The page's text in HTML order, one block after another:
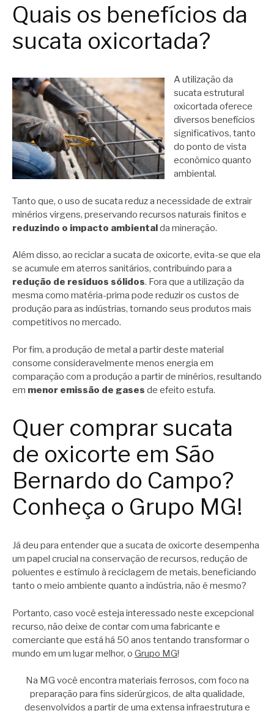
Quais os benefícios da
sucata oxicortada?
A utilização da
sucata estrutural
oxicortada oferece
diversos benefícios
significativos, tanto
do ponto de vista
econômico quanto
ambiental.
Tanto que, o uso de sucata reduz a necessidade de extrair
minérios virgens, preservando recursos naturais finitos e
reduzindo o impacto ambientalda mineração.
Além disso, ao reciclar a sucata de oxicorte, evita-se que ela
se acumule em aterros sanitários, contribuindo para a
redução de resíduos sólidos. Fora que a utilização da
mesma como matéria-prima pode reduzir os custos de
produção para as indústrias, tornando seus produtos mais
competitivos no mercado.
Por fim, a produção de metal a partir deste material
consome consideravelmente menos energia em
comparação com a produção a partir de minérios, resultando
em menor emissão de gases de efeito estufa.
Quer comprar sucata
de oxicorte em São
Bernardo do Campo?
Conheça o Grupo MG!
Já deu para entender que a sucata de oxicorte desempenha
um papel crucial na conservação de recursos, redução de
poluentes e estímulo à reciclagem de metais, beneficiando
tanto o meio ambiente quanto a indústria, não é mesmo?
Portanto, caso você esteja interessado neste excepcional
recurso, não deixe de contar com uma fabricante e
comerciante que está há 50 anos tentando transformar o
mundo em um lugar melhor, o Grupo MG!
Na MG você encontra materiais ferrosos, com foco na
preparação para fins siderúrgicos, de alta qualidade,
desenvolvidos a partir de uma extensa infraestrutura e